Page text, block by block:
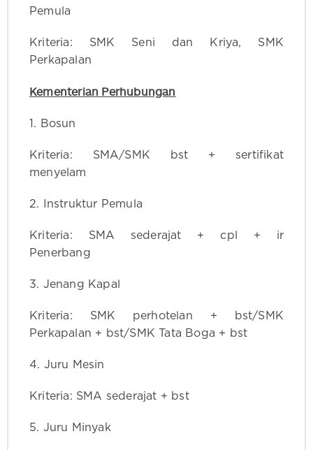
Pemula
Kriteria: SMK Seni dan Kriya, SMK
Perkapalan
Kementerian Perhubungan
1. Bosun
Kriteria: SMA/SMK bst + sertifikat
menyelam
2. Instruktur Pemula
Kriteria: SMA sederajat + cpl + ir
Penerbang
3. Jenang Kapal
Kriteria: SMK perhotelan + bst/SMK
Perkapalan + bst/SMK Tata Boga + bst
4. Juru Mesin
Kriteria: SMA sederajat + bst
5. Juru Minyak